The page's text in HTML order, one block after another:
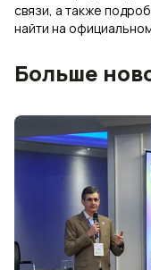
связи, а также
найти на
Больше